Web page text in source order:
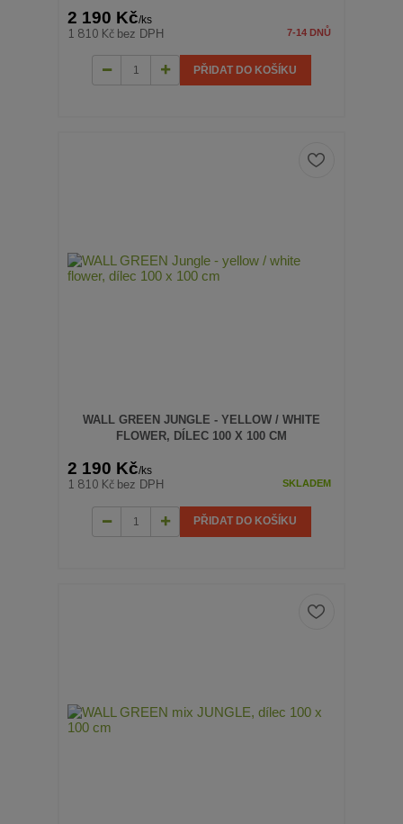
2 190 Kč/ks
1 810 Kč bez DPH 7-14 DNŮ
PŘIDAT DO KOŠÍKU
WALL GREEN JUNGLE - YELLOW / WHITE
FLOWER, DÍLEC 100 X 100 CM
2 190 Kč/ks
1 810 Kč bez DPH SKLADEM
PŘIDAT DO KOŠÍKU